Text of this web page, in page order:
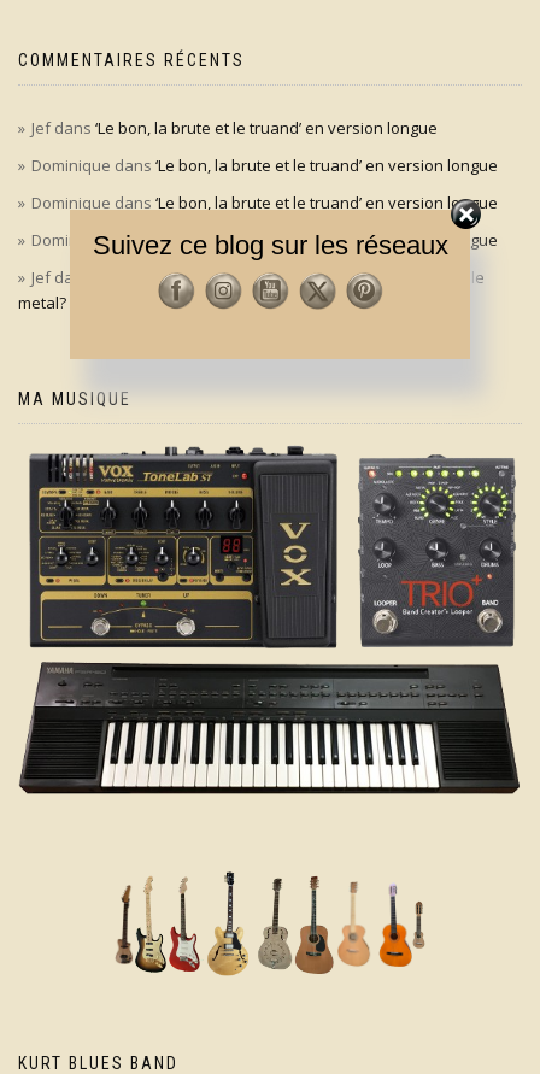
COMMENTAIRES RÉCENTS
Jefdans ‘Le bon, la brute et le truand’ en version longue
Dominique dans ‘Le bon, la brute et le truand’ en version longue
Dominique dans ‘Le bon, la brute et le truand’ en version longue
Dominiquedans‘Le bon, la brute et le truand’ en version longue
Jefdans
Aldo Maccione à l’origine du signe des cornes dans le
metal?
MA MUSIQUE
KURT BLUES BAND
Suivez ce blog sur les réseaux